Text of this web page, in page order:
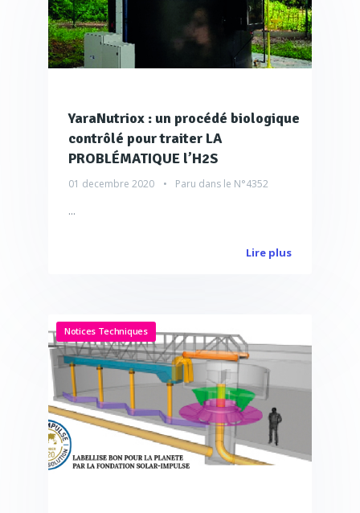
YaraNutriox : un procédé biologique
contrôlé pour traiter LA
PROBLÉMATIQUE l’H2S
01 decembre 2020 Paru dans le N°4352
...
Lire plus
Notices Techniques